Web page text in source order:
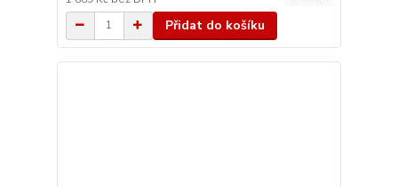
Přidat do košíku